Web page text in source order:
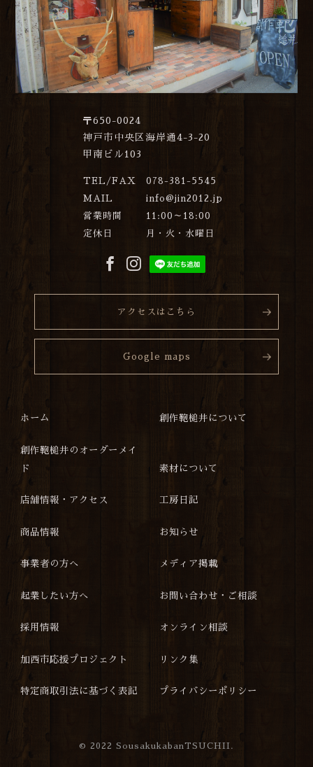
〒650-0024
神戸市中央区海岸通4-3-20
甲南ビル103
TEL/FAX
078-381-5545
MAIL
info@jin2012.jp
営業時間
11:00～18:00
定休日
月・火・水曜日
アクセスはこちら
Google maps
ホーム 創作鞄槌井について
創作鞄槌井のオーダーメイ
ド
素材について
店舗情報・アクセス 工房日記
商品情報 お知らせ
事業者の方へ メディア掲載
起業したい方へ お問い合わせ・ご相談
採用情報 オンライン相談
加西市応援プロジェクト リンク集
特定商取引法に基づく表記 プライバシーポリシー
© 2022 SousakukabanTSUCHII.